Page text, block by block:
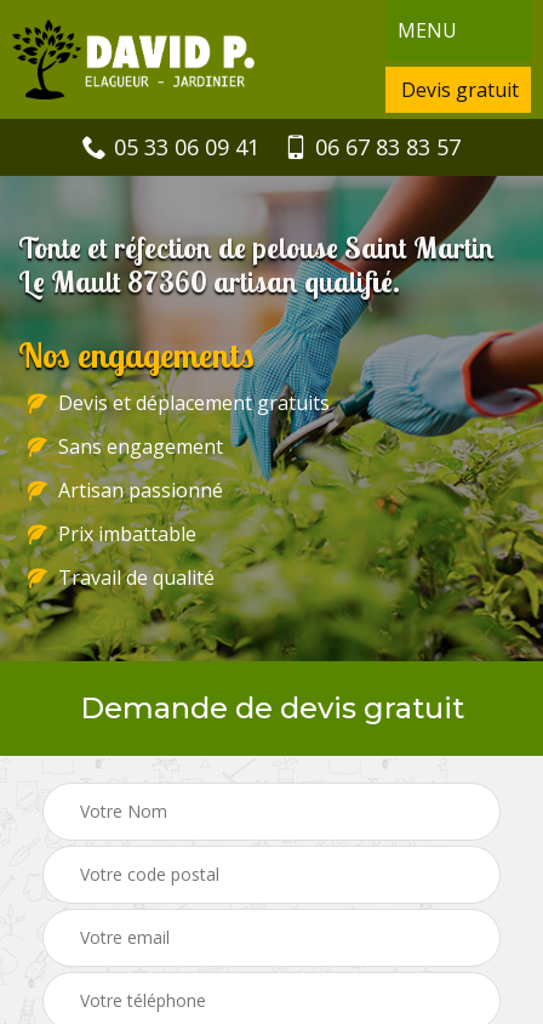
MENU
Devis gratuit
05 33 06 09 41 06 67 83 83 57
Tonte et réfection de pelouse Saint Martin
Le Mault 87360 artisan qualifié.
Nos engagements
Devis et déplacement gratuits
Sans engagement
Artisan passionné
Prix imbattable
Travail de qualité
Demande de devis gratuit